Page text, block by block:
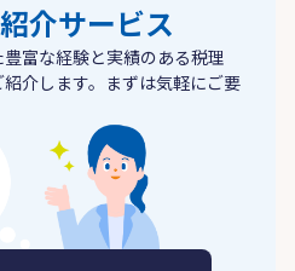
介サービス
富な経験と実績のある税理
介します。まずは気軽にご要